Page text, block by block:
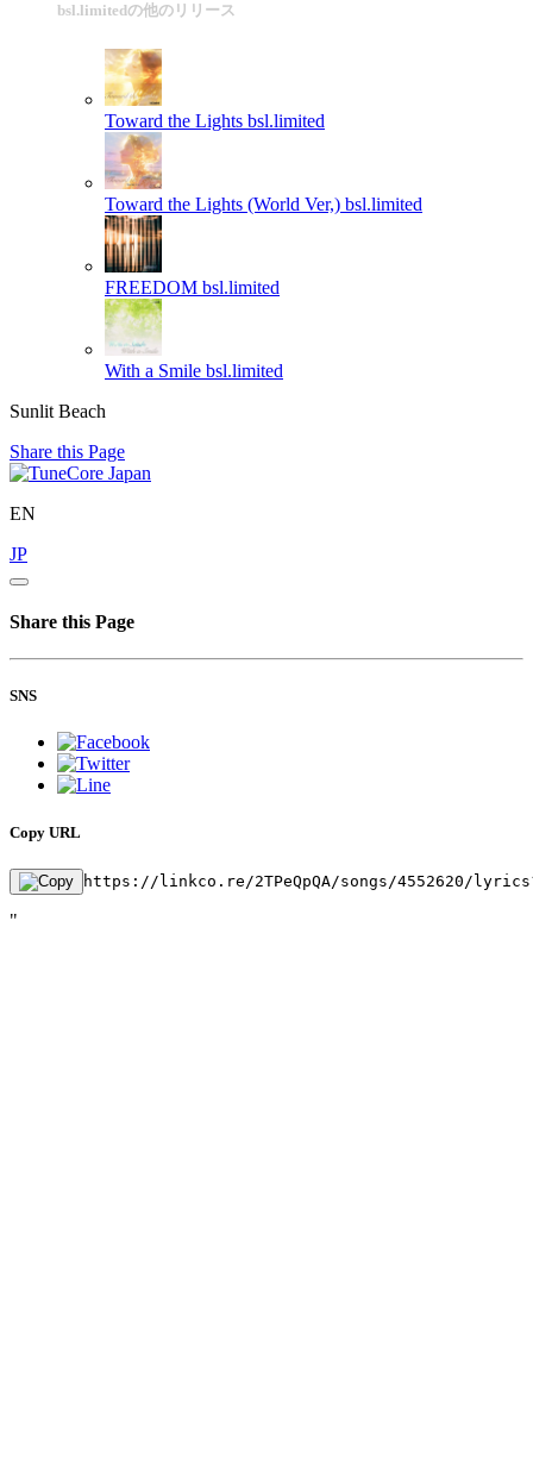
bsl.limitedの他のリリース
Toward the Lights bsl.limited
Toward the Lights (World Ver,) bsl.limited
FREEDOM bsl.limited
With a Smile bsl.limited
Sunlit Beach
Share this Page
EN
JP
Share this Page
SNS
Copy URL
https://linkco.re/2TPeQpQA/songs/4552620/
"